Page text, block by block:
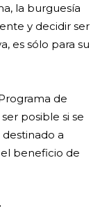
la burguesía
y decidir ser
es sólo para su
de
posible si se
a
beneficio de